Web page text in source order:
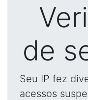
de
Seu IP fez
acessos